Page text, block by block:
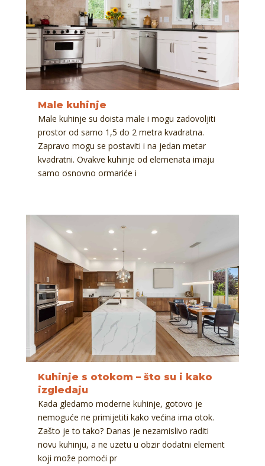
Male kuhinje
Male kuhinje su doista male i mogu zadovoljiti
prostor od samo 1,5 do 2 metra kvadratna.
Zapravo mogu se postaviti i na jedan metar
kvadratni. Ovakve kuhinje od elemenata imaju
samo osnovno ormariće i
Kuhinje s otokom – što su i kako
izgledaju
Kada gledamo moderne kuhinje, gotovo je
nemoguće ne primijetiti kako većina ima otok.
Zašto je to tako? Danas je nezamislivo raditi
novu kuhinju, a ne uzetu u obzir dodatni element
koji može pomoći pr